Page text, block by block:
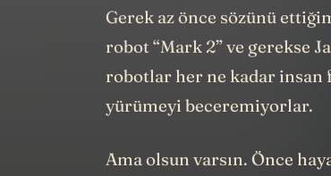
Gerek az önce sözünü
robot “Mark 2” ve gerekse
robotlar her ne kadar
yürümeyi beceremiyorlar.
Ama olsun varsın. Önce